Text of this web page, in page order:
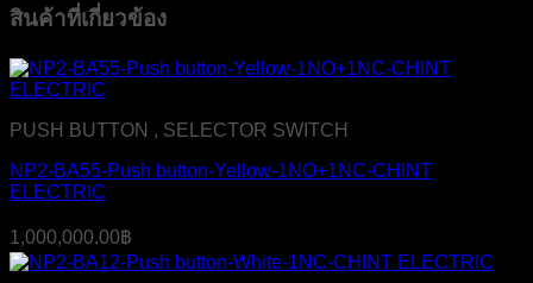
สินค้าที่เกี่ยวข้อง
PUSH BUTTON , SELECTOR SWITCH
NP2-BA55-Push button-Yellow-1NO+1NC-CHINT
ELECTRIC
1,000,000.00฿